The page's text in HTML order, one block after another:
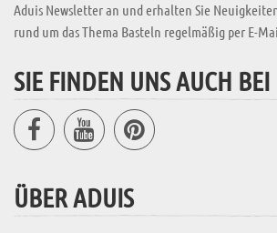
Aduis Newsletter an und erhalten Sie
rund um das Thema Basteln regelmäßig per E-
SIE FINDEN UNS AUCH BEI
ÜBER ADUIS